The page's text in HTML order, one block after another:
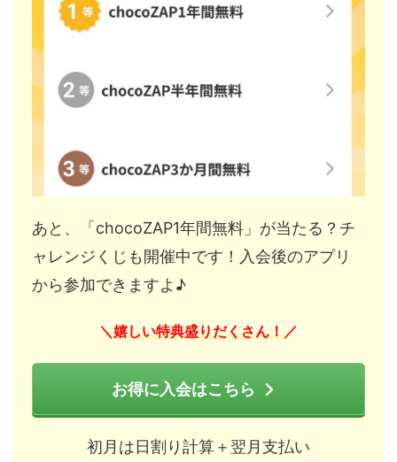
あと、「chocoZAP1年間無料」が当たる？チ
ャレンジくじも開催中です！入会後のアプリ
から参加できますよ♪
＼ 嬉しい特典盛りだくさん！ ／
お得に入会はこちら
初月は日割り計算＋翌月支払い